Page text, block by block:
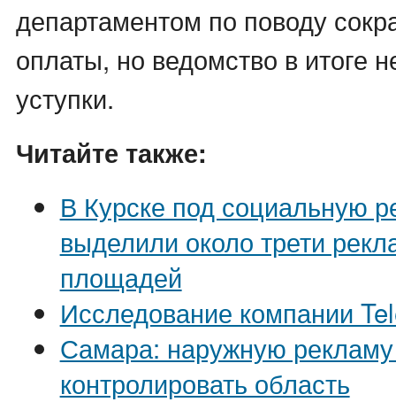
департаментом по поводу
оплаты, но ведомство в итоге
уступки.
Читайте также:
В Курске под социальную
выделили около трети
площадей
Исследование компании
Самара: наружную рекламу
контролировать область